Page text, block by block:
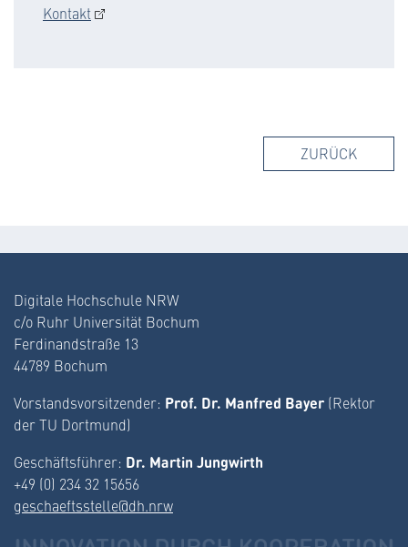
Kontakt
ZURÜCK
Digitale Hochschule NRW
c/o Ruhr Universität Bochum
Ferdinandstraße 13
44789 Bochum
Vorstandsvorsitzender: Prof. Dr. Manfred Bayer (Rektor
der TU Dortmund)
Geschäftsführer: Dr. Martin Jungwirth
+49 (0) 234 32 15656
geschaeftsstelle@dh.nrw